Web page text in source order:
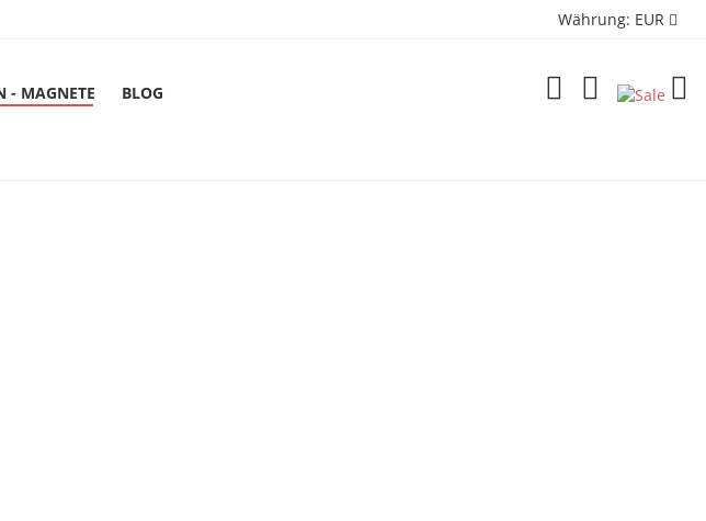
Währung: EUR
- MAGNETE
BLOG